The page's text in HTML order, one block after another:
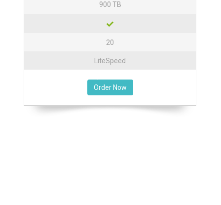
900 TB
20
LiteSpeed
Order Now